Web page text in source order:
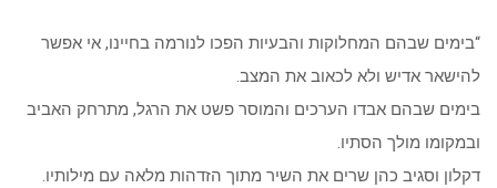
“בימים שבהם המחלוקות והבעיות הפכו לנורמה בחיינו, אי אפשר
להישאר אדיש ולא לכאוב את המצב.
בימים שבהם אבדו הערכים והמוסר פשט את הרגל, מתרחק האביב
ובמקומו מולך הסתיו.
דקלון וסגיב כהן שרים את השיר מתוך הזדהות מלאה עם מילותיו.